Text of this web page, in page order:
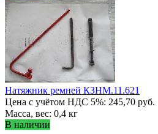
Натяжник ремней КЗНМ.11.621
Цена с учётом НДС 5%: 245,70 руб.
Масса, вес: 0,4 кг
В наличии